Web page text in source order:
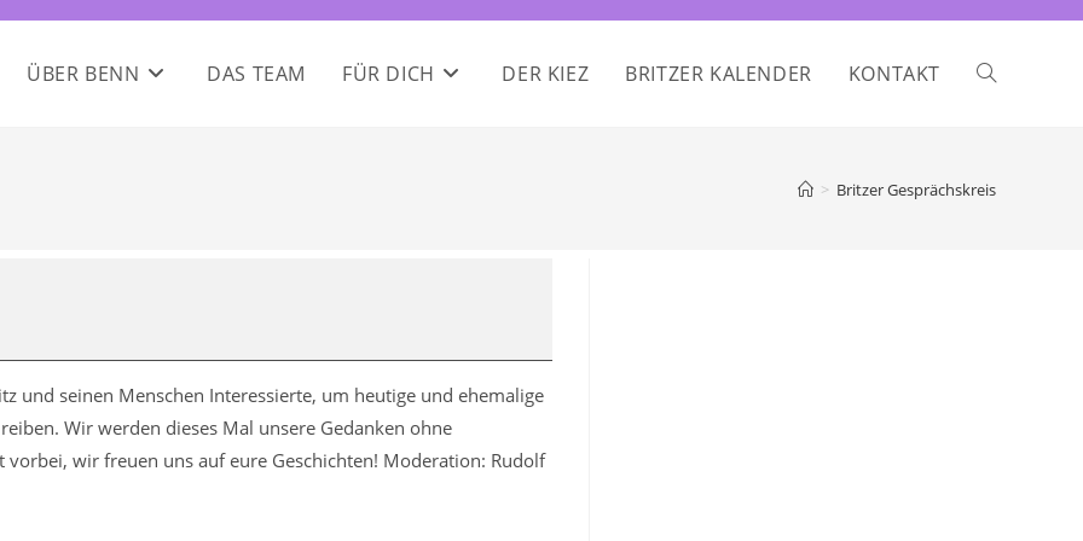
ÜBER BENN DAS TEAM FÜR DICH DER KIEZ BRITZER KALENDER KONTAKT WEBSITE-
SUCHE
> Britzer Gesprächskreis
und seinen Menschen Interessierte, um heutige und ehemalige
Wir werden dieses Mal unsere Gedanken ohne
wir freuen uns auf eure Geschichten! Moderation: Rudolf